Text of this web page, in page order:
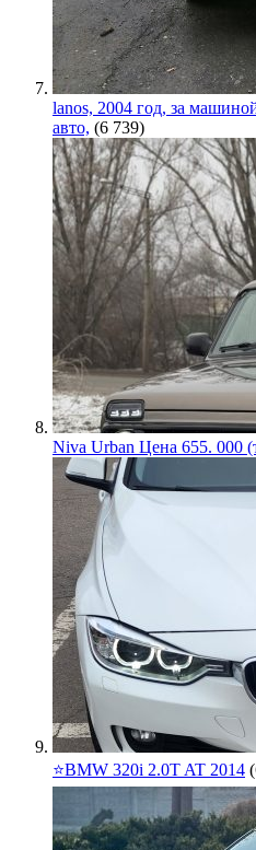
lanos, 2004 год, за
авто, (6 739)
Niva Urban Цена 655. 000
⭐️BMW 320i 2.0T AT 2014